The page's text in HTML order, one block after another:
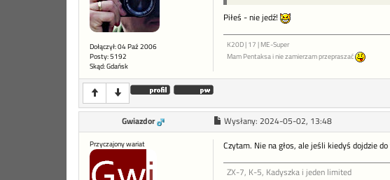
Dołączył: 04 Paź 2006
Posty: 5192
Skąd: Gdańsk
Piłeś - nie jedź!
K20D | 17 | ME-Super
Mam Pentaksa i nie zamierzam przepraszać
Gwiazdor Wysłany: 2024-05-02, 13:48
Przyczajony wariat Czytam. Nie na głos, ale jeśli kiedyś dojdzie
ZX-7, K-5, Kadyszka i jeden limited